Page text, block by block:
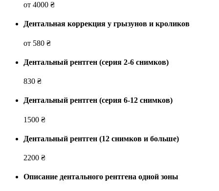
от 4000 ₴
Дентальная коррекция у грызунов и кроликов
от 580 ₴
Дентальный рентген (серия 2-6 снимков)
830 ₴
Дентальный рентген (серия 6-12 снимков)
1500 ₴
Дентальный рентген (12 снимков и больше)
2200 ₴
Описание дентального рентгена одной зоны